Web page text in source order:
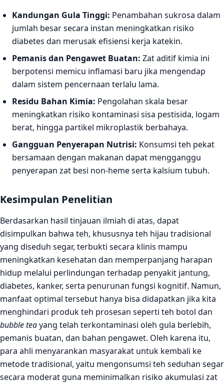
Kandungan Gula Tinggi: Penambahan sukrosa dalam
jumlah besar secara instan meningkatkan risiko
diabetes dan merusak efisiensi kerja katekin.
Pemanis dan Pengawet Buatan: Zat aditif kimia ini
berpotensi memicu inflamasi baru jika mengendap
dalam sistem pencernaan terlalu lama.
Residu Bahan Kimia: Pengolahan skala besar
meningkatkan risiko kontaminasi sisa pestisida, logam
berat, hingga partikel mikroplastik berbahaya.
Gangguan Penyerapan Nutrisi: Konsumsi teh pekat
bersamaan dengan makanan dapat mengganggu
penyerapan zat besi non-heme serta kalsium tubuh.
Kesimpulan Penelitian
Berdasarkan hasil tinjauan ilmiah di atas, dapat
disimpulkan bahwa teh, khususnya teh hijau tradisional
yang diseduh segar, terbukti secara klinis mampu
meningkatkan kesehatan dan memperpanjang harapan
hidup melalui perlindungan terhadap penyakit jantung,
diabetes, kanker, serta penurunan fungsi kognitif. Namun,
manfaat optimal tersebut hanya bisa didapatkan jika kita
menghindari produk teh prosesan seperti teh botol dan
bubble teayang telah terkontaminasi oleh gula berlebih,
pemanis buatan, dan bahan pengawet. Oleh karena itu,
para ahli menyarankan masyarakat untuk kembali ke
metode tradisional, yaitu mengonsumsi teh seduhan segar
secara moderat guna meminimalkan risiko akumulasi zat